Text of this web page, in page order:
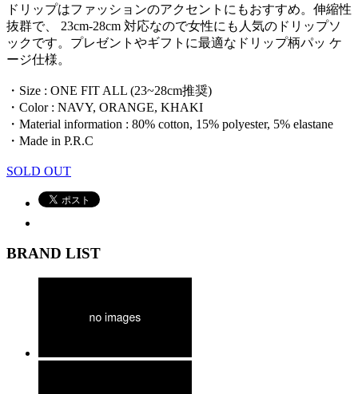
ドリップはファッションのアクセントにもおすすめ。伸縮性
抜群で、 23cm-28cm 対応なので女性にも人気のドリップソ
ックです。プレゼントやギフトに最適なドリップ柄パッ ケ
ージ仕様。
・Size : ONE FIT ALL (23~28cm推奨)
・Color : NAVY, ORANGE, KHAKI
・Material information : 80% cotton, 15% polyester, 5% elastane
・Made in P.R.C
SOLD OUT
BRAND LIST